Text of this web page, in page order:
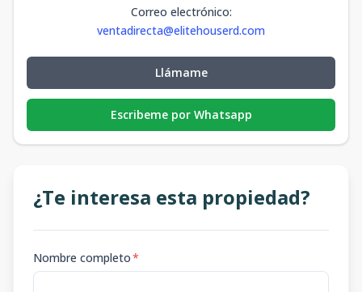
Correo electrónico:
ventadirecta@elitehouserd.com
Llámame
Escribeme por Whatsapp
¿Te interesa esta propiedad?
Nombre completo*